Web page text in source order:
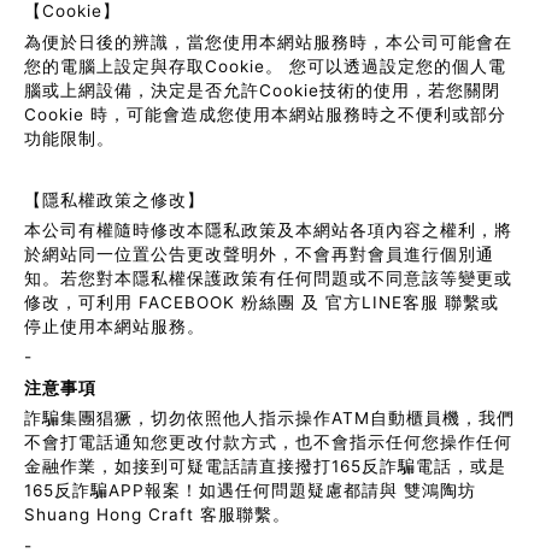
【Cookie】
為便於日後的辨識，當您使用本網站服務時，本公司可能會在
您的電腦上設定與存取Cookie。 您可以透過設定您的個人電
腦或上網設備，決定是否允許Cookie技術的使用，若您關閉
Cookie 時，可能會造成您使用本網站服務時之不便利或部分
功能限制。
【隱私權政策之修改】
本公司有權隨時修改本隱私政策及本網站各項內容之權利，將
於網站同一位置公告更改聲明外，不會再對會員進行個別通
知。若您對本隱私權保護政策有任何問題或不同意該等變更或
修改，可利用 FACEBOOK 粉絲團 及 官方LINE客服 聯繫或
停止使用本網站服務。
-
注意事項
詐騙集團猖獗，切勿依照他人指示操作ATM自動櫃員機，我們
不會打電話通知您更改付款方式，也不會指示任何您操作任何
金融作業，如接到可疑電話請直接撥打165反詐騙電話，或是
165反詐騙APP報案！如遇任何問題疑慮都請與 雙鴻陶坊
Shuang Hong Craft 客服聯繫。
-